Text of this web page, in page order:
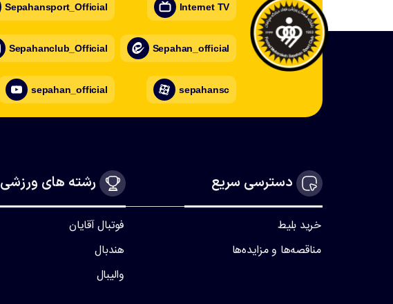
Sepahansport_Official
Sepahanclub_Official
sepahan_official
Internet TV
Sepahan_official
sepahansc
دسترسی سریع
خرید بلیط
مناقصه‌ها و مزایده‌ها
رشته های ورزشی
فوتبال آقایان
هندبال
والیبال